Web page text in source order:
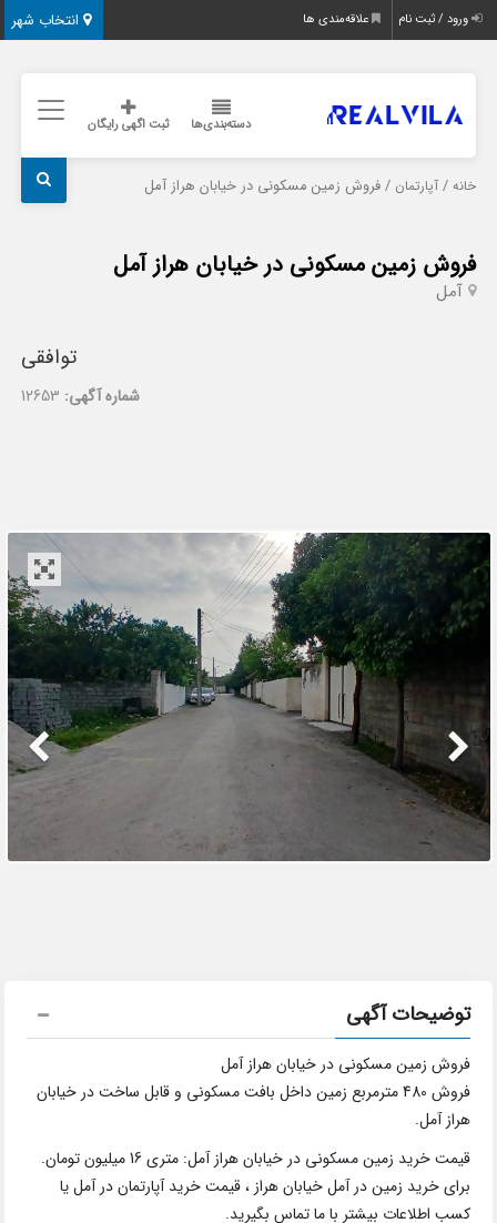
انتخاب شهر ورود / ثبت نام علاقه‌مندی ها
دسته‌بندی‌ها ثبت اگهی رایگان
خانه /آپارتمان / فروش زمین مسکونی در خیابان هراز آمل
فروش زمین مسکونی در خیابان هراز آمل
آمل
توافقی
شماره آگهی: 12653
توضیحات آگهی
فروش زمین مسکونی در خیابان هراز آمل
فروش 480 مترمربع زمین داخل بافت مسکونی و قابل ساخت در خیابان
هراز آمل.
قیمت خرید زمین مسکونی در خیابان هراز آمل: متری 16 میلیون تومان.
برای خرید زمین در آمل خیابان هراز ، قیمت خرید آپارتمان در آمل یا
کسب اطلاعات بیشتر با ما تماس بگیرید.